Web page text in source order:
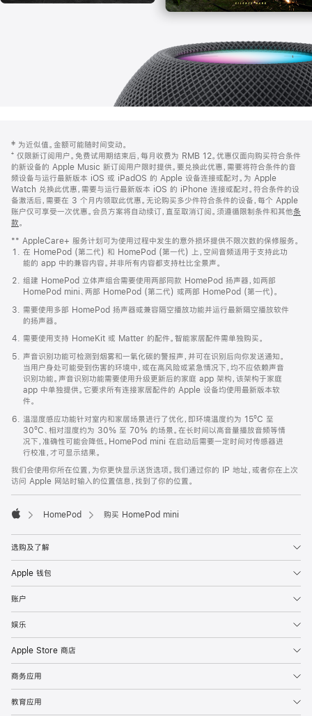
页
页
脚
注
‡ 为近似值。金额可能随时间变动。
⁺ 仅限新订阅用户。免费试用期结束后，每月收费为 RMB 12。优惠仅面向购买符合条件
的新设备的 Apple Music 新订阅用户限时提供。要兑换此优惠，需要将符合条件的音
频设备与运行最新版本 iOS 或 iPadOS 的 Apple 设备连接或配对。为 Apple
Watch 兑换此优惠，需要与运行最新版本 iOS 的 iPhone 连接或配对。符合条件的设
备激活后，需要在 3 个月内领取此优惠。无论购买多少件符合条件的设备，每个 Apple
账户仅可享受一次优惠。会员方案将自动续订，直至取消订阅。须遵循限制条件和其他条
款。
窗
口
中
打
开)
** AppleCare+ 服务计划可为使用过程中发生的意外损坏提供不限次数的保修服务。
在 HomePod (第二代) 和 HomePod (第一代) 上，空间音频适用于支持此功
能的 app 中的兼容内容。并非所有内容都支持杜比全景声。
组建 HomePod 立体声组合需要使用两部同款 HomePod 扬声器，如两部
HomePod mini、两部 HomePod (第二代) 或两部 HomePod (第一代)。
需要使用多部 HomePod 扬声器或兼容隔空播放功能并运行最新隔空播放软件
的扬声器。
需要使用支持 HomeKit 或 Matter 的配件。智能家居配件需单独购买。
声音识别功能可检测到烟雾和一氧化碳的警报声，并可在识别后向你发送通知。
当用户身处可能受到伤害的环境中，或在高风险或紧急情况下，均不应依赖声音
识别功能。声音识别功能需要使用升级更新后的家庭 app 架构，该架构于家庭
app 中单独提供。它要求所有连接家居配件的 Apple 设备均使用最新版本软
件。
温湿度感应功能针对室内和家居场景进行了优化，即环境温度约为 15ºC 至
30ºC、相对湿度约为 30% 至 70% 的场景。在长时间以高音量播放音频等情
况下，准确性可能会降低。HomePod mini 在启动后需要一定时间对传感器进
行校准，才可显示结果。
我们会使用你所在位置，为你更快显示送货选项。我们通过你的 IP 地址，或者你在上次
访问 Apple 网站时输入的位置信息，找到了你的位置。
HomePod 购买 HomePod mini
选购及了解
Apple 钱包
账户
娱乐
Apple Store 商店
商务应用
教育应用